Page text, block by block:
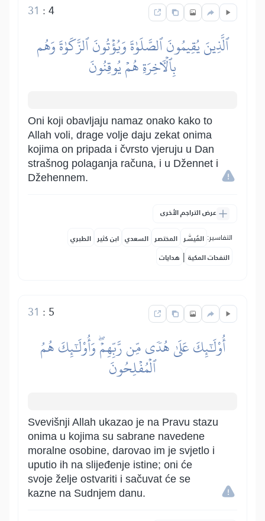
4
:
31
ٱلَّذِينَ يُقِيمُونَ ٱلصَّلَوٰةَ وَيُؤۡتُونَ ٱلزَّكَوٰةَ وَهُم
بِٱلۡأٓخِرَةِ هُمۡ يُوقِنُونَ
Oni koji obavljaju namaz onako kako to
Allah voli, drage volje daju zekat onima
kojima on pripada i čvrsto vjeruju u Dan
strašnog polaganja računa, i u Džennet i
Džehennem.
عرض التراجم الأخرى
التفاسير: المُيسَّر المختصر السعدي ابن كثير الطبري
النفحات المكية | هدايات
5
:
31
أُوْلَٰٓئِكَ عَلَىٰ هُدٗى مِّن رَّبِّهِمۡۖ وَأُوْلَٰٓئِكَ هُمُ
ٱلۡمُفۡلِحُونَ
Svevišnji Allah ukazao je na Pravu stazu
onima u kojima su sabrane navedene
moralne osobine, darovao im je svjetlo i
uputio ih na slijeđenje istine; oni će
svoje želje ostvariti i sačuvat će se
kazne na Sudnjem danu.